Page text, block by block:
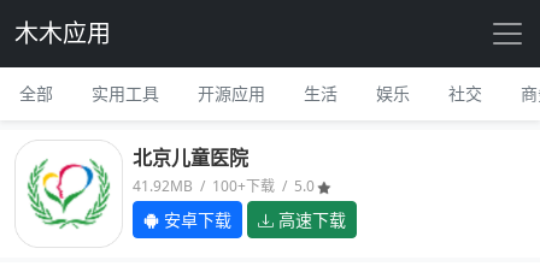
木木应用
全部 实用工具 开源应用 生活 娱乐 社交
北京儿童医院
41.92MB / 100+下载 / 5.0
安卓下载 高速下载